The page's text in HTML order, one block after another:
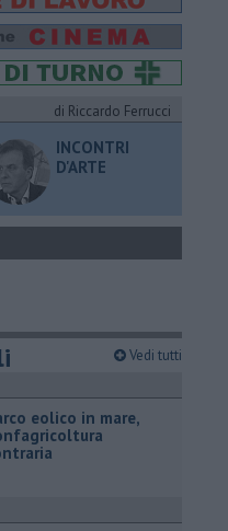
di Riccardo Ferrucci
INCONTRI
D'ARTE
Vedi tutti
eolico in mare,